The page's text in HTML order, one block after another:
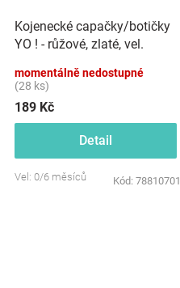
Kojenecké capačky/botičky
YO ! - růžové, zlaté, vel.
momentálně nedostupné
(28 ks)
189 Kč
Detail
Vel: 0/6 měsíců Kód: 78810701